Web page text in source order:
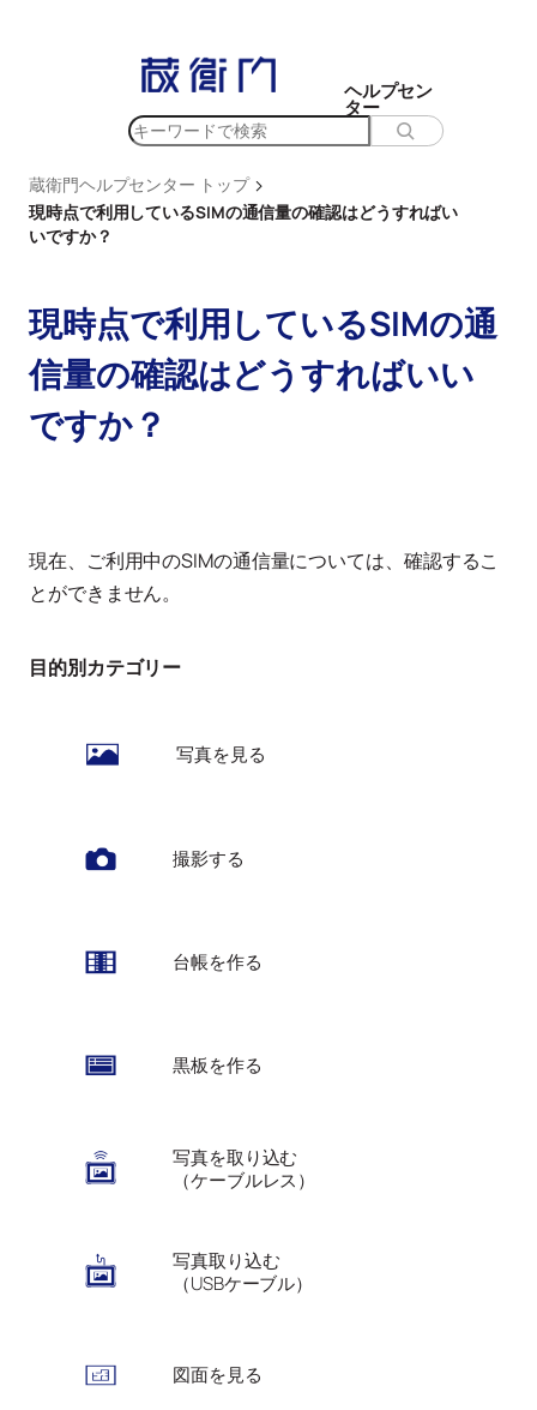
ッ
プ
ヘルプセン
ター
検
蔵衛門ヘルプセンター トップ >
現時点で利用しているSIMの通信量の確認はどうすればい
いですか？
目的別カテゴリー
写真を見る
撮影する
台帳を作る
黒板を作る
写真を取り込む
（ケーブルレス）
写真取り込む
（USBケーブル）
図面を見る
現時点で利用しているSIMの通
信量の確認はどうすればいい
ですか？
現在、ご利用中のSIMの通信量については、確認するこ
とができません。